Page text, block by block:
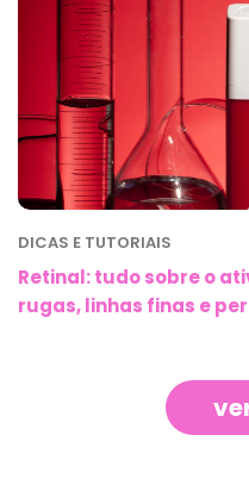
DICAS E TUTORIAIS
Retinal: tudo sobre o
rugas, linhas finas e